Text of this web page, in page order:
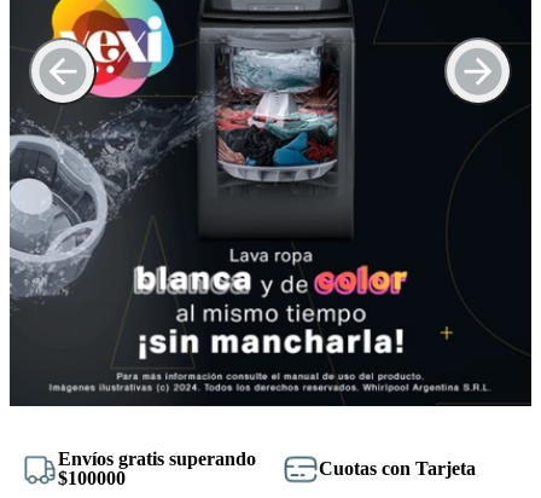
Envíos gratis superando
$100000
Cuotas con Tarjeta